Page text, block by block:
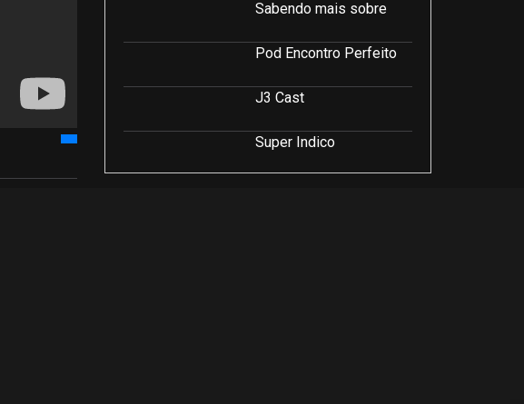
Sabendo mais sobre
Pod Encontro Perfeito
J3 Cast
Super Indico